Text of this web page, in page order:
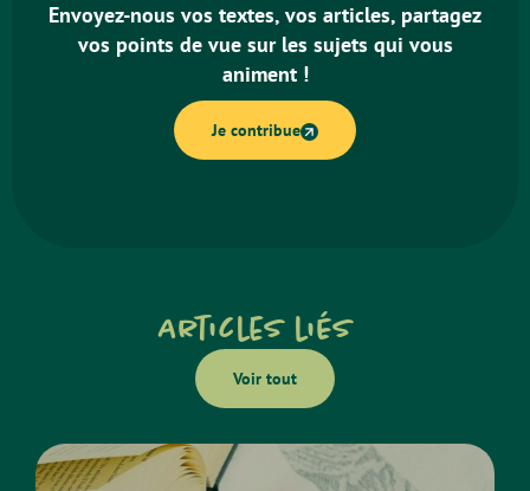
Envoyez-nous vos textes, vos articles, partagez
vos points de vue sur les sujets qui vous
animent !
Je contribue
Articles liés
Voir tout